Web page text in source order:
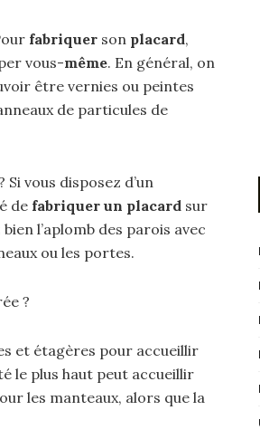
fabriquer son placard,
vous-même. En général, on
être vernies ou peintes
de particules de
vous disposez d’un
de fabriquer un placard sur
l’aplomb des parois avec
ou les portes.
?
et étagères pour accueillir
le plus haut peut accueillir
les manteaux, alors que la